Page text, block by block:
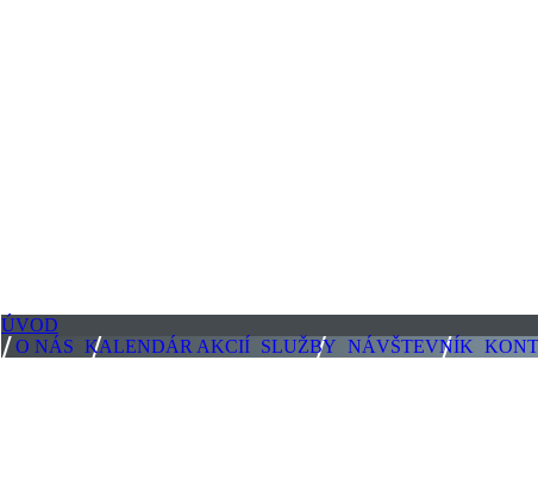
ÚVOD
O NÁS KALENDÁR AKCIÍ SLUŽBY NÁVŠTEVNÍK